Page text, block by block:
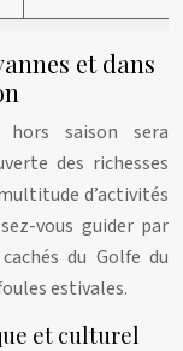
et dans
hors saison sera
des richesses
d’activités
vous guider par
du Golfe du
estivales.
et culturel